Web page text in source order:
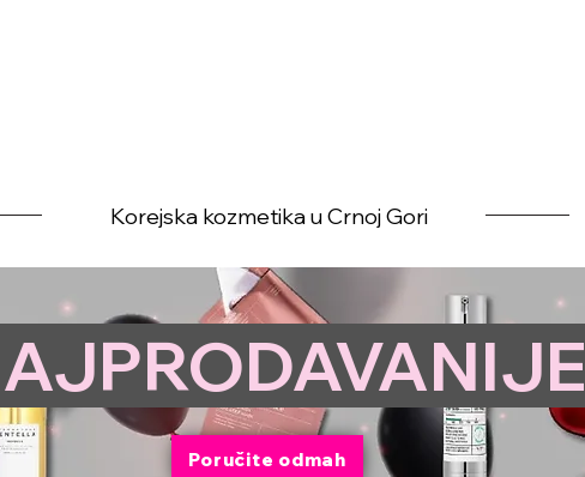
Korejska kozmetika u Crnoj Gori
Poručite odmah